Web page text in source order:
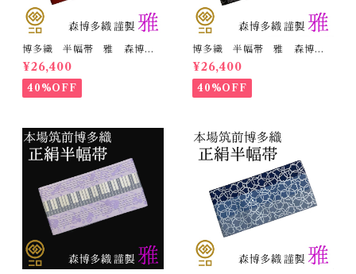
博多織 半幅帯 雅 森博多
織 正絹 リバーシブル 長
さ/3m78cm 日本製 和装
小袋帯 半巾帯
¥26,400
40%OFF
博多織 半幅帯 雅 森博多
織 正絹 リバーシブル 長
さ/3m78cm 日本製 和装
小袋帯 半巾帯
¥26,400
40%OFF